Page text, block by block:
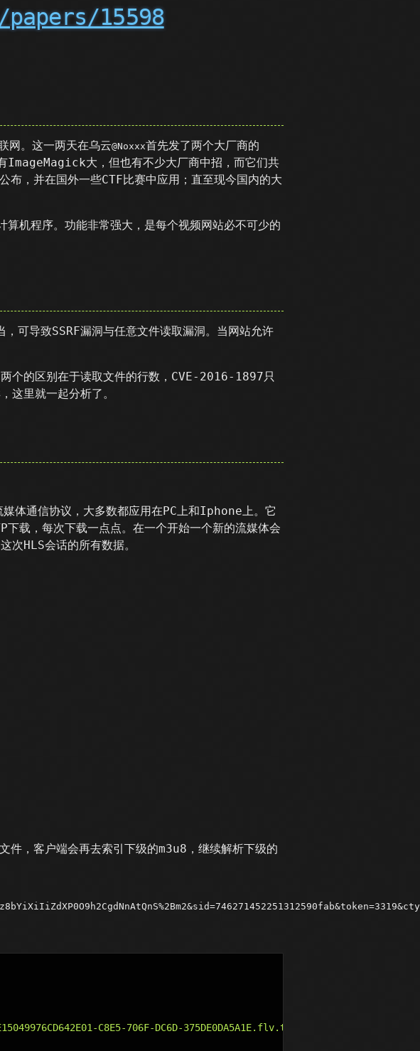
15598
网。这一两天在乌云@Noxxx首先发了两个大厂商的
ImageMagick大，但也有不少大厂商中招，而它们共
布，并在国外一些CTF比赛中应用；直至现今国内的大
机程序。功能非常强大，是每个视频网站必不可少的
导致SSRF漏洞与任意文件读取漏洞。当网站允许
个的区别在于读取文件的行数，CVE-2016-1897只
里就一起分析了。
通信协议，大多数都应用在PC上和Iphone上。它
载，每次下载一点点。在一个开始一个新的流媒体会
HLS会话的所有数据。
，客户端会再去索引下级的m3u8，继续解析下级的
C8E5-706F-DC6D-